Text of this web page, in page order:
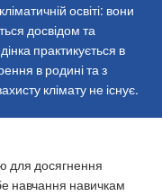
освіті: вони
досвідом та
практикується в
в родині та з
клімату не існує.
для досягнення
навчання навичкам